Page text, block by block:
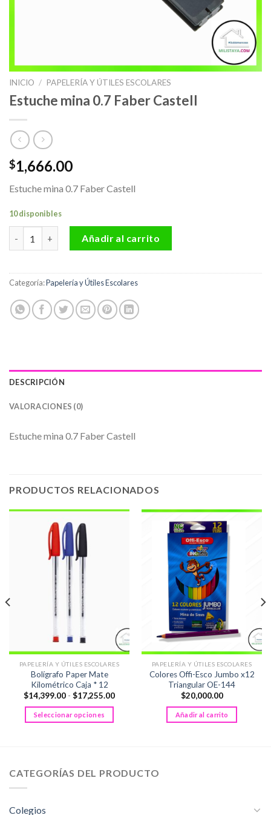
INICIO / PAPELERÍA Y ÚTILES ESCOLARES
Estuche mina 0.7 Faber Castell
$1,666.00
Estuche mina 0.7 Faber Castell
10 disponibles
Añadir al carrito
Categoría:Papelería y Útiles Escolares
DESCRIPCIÓN
VALORACIONES (0)
Estuche mina 0.7 Faber Castell
PRODUCTOS RELACIONADOS
PAPELERÍA Y ÚTILES ESCOLARES
Bolígrafo Paper Mate
Kilométrico Caja * 12
$14,399.00 - $17,255.00Rango
Seleccionar opciones
variantes.
PAPELERÍA Y ÚTILES ESCOLARES
Colores Offi-Esco Jumbo x12
Triangular OE-144
$20,000.00
Añadir al carrito
CATEGORÍAS DEL PRODUCTO
Colegios